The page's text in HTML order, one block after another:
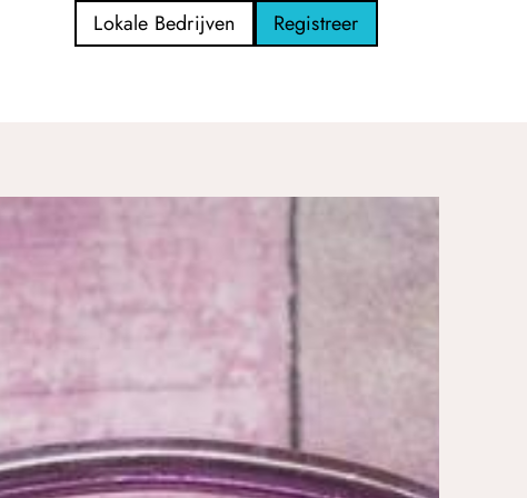
Registreer
Lokale Bedrijven